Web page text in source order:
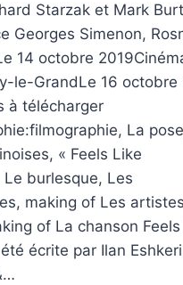
Starzak et Mark
Georges Simenon,
14 octobre
le-GrandLe 16 octobre
à télécharger
La
« Feels Like
Le burlesque, Les
making of Les
of La chanson Feels
écrite par Ilan